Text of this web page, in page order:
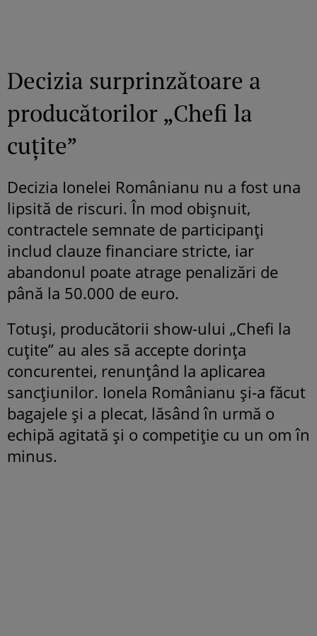
Decizia surprinzătoare a
producătorilor „Chefi la
cuțite”
Decizia Ionelei Românianu nu a fost una
lipsită de riscuri. În mod obișnuit,
contractele semnate de participanți
includ clauze financiare stricte, iar
abandonul poate atrage penalizări de
până la 50.000 de euro.
Totuși, producătorii show-ului „Chefi la
cuțite” au ales să accepte dorința
concurentei, renunțând la aplicarea
sancțiunilor. Ionela Românianu și-a făcut
bagajele și a plecat, lăsând în urmă o
echipă agitată și o competiție cu un om în
minus.